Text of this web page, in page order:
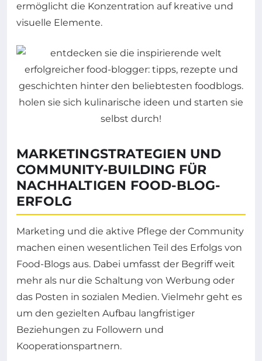
ermöglicht die Konzentration auf kreative und
visuelle Elemente.
MARKETINGSTRATEGIEN UND
COMMUNITY-BUILDING FÜR
NACHHALTIGEN FOOD-BLOG-
ERFOLG
Marketing und die aktive Pflege der Community
machen einen wesentlichen Teil des Erfolgs von
Food-Blogs aus. Dabei umfasst der Begriff weit
mehr als nur die Schaltung von Werbung oder
das Posten in sozialen Medien. Vielmehr geht es
um den gezielten Aufbau langfristiger
Beziehungen zu Followern und
Kooperationspartnern.